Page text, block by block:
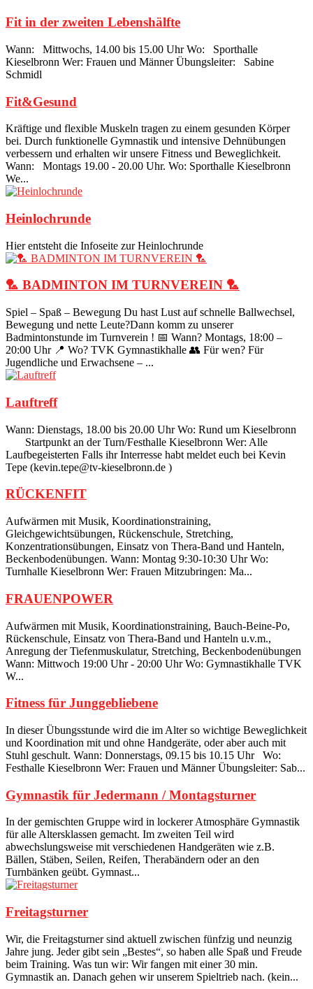
Fit in der zweiten Lebenshälfte
Wann: Mittwochs, 14.00 bis 15.00 Uhr Wo: Sporthalle
Kieselbronn Wer: Frauen und Männer Übungsleiter: Sabine
Schmidl
Fit&Gesund
Kräftige und flexible Muskeln tragen zu einem gesunden Körper
bei. Durch funktionelle Gymnastik und intensive Dehnübungen
verbessern und erhalten wir unsere Fitness und Beweglichkeit.
Wann: Montags 19.00 - 20.00 Uhr. Wo: Sporthalle Kieselbronn
We...
Heinlochrunde
Hier entsteht die Infoseite zur Heinlochrunde
🏸 BADMINTON IM TURNVEREIN 🏸
Spiel – Spaß – Bewegung Du hast Lust auf schnelle Ballwechsel,
Bewegung und nette Leute?Dann komm zu unserer
Badmintonstunde im Turnverein ! 📅 Wann? Montags, 18:00 –
20:00 Uhr 📍 Wo? TVK Gymnastikhalle 👥 Für wen? Für
Jugendliche und Erwachsene – ...
Lauftreff
Wann: Dienstags, 18.00 bis 20.00 Uhr Wo: Rund um Kieselbronn
Startpunkt an der Turn/Festhalle Kieselbronn Wer: Alle
Laufbegeisterten Falls ihr Interresse habt meldet euch bei Kevin
Tepe (kevin.tepe@tv-kieselbronn.de )
RÜCKENFIT
Aufwärmen mit Musik, Koordinationstraining,
Gleichgewichtsübungen, Rückenschule, Stretching,
Konzentrationsübungen, Einsatz von Thera-Band und Hanteln,
Beckenbodenübungen. Wann: Montag 9:30-10:30 Uhr Wo:
Turnhalle Kieselbronn Wer: Frauen Mitzubringen: Ma...
FRAUENPOWER
Aufwärmen mit Musik, Koordinationstraining, Bauch-Beine-Po,
Rückenschule, Einsatz von Thera-Band und Hanteln u.v.m.,
Anregung der Tiefenmuskulatur, Stretching, Beckenbodenübungen
Wann: Mittwoch 19:00 Uhr - 20:00 Uhr Wo: Gymnastikhalle TVK
W...
Fitness für Junggebliebene
In dieser Übungsstunde wird die im Alter so wichtige Beweglichkeit
und Koordination mit und ohne Handgeräte, oder aber auch mit
Stuhl geschult. Wann: Donnerstags, 09.15 bis 10.15 Uhr Wo:
Festhalle Kieselbronn Wer: Frauen und Männer Übungsleiter: Sab...
Gymnastik für Jedermann / Montagsturner
In der gemischten Gruppe wird in lockerer Atmosphäre Gymnastik
für alle Altersklassen gemacht. Im zweiten Teil wird
abwechslungsweise mit verschiedenen Handgeräten wie z.B.
Bällen, Stäben, Seilen, Reifen, Therabändern oder an den
Turnbänken geübt. Gymnast...
Freitagsturner
Wir, die Freitagsturner sind aktuell zwischen fünfzig und neunzig
Jahre jung. Jeder gibt sein „Bestes“, so haben alle Spaß und Freude
beim Training. Was tun wir: Wir fangen mit einer 30 min.
Gymnastik an. Danach gehen wir unserem Spieltrieb nach. (kein...